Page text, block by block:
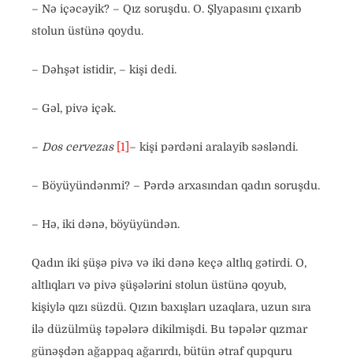
– Nə içəcəyik? – Qız soruşdu. O. Şlyapasını çıxarıb
stolun üstünə qoydu.
– Dəhşət istidir, – kişi dedi.
– Gəl, pivə içək.
– Dos cervezas [1] – kişi pərdəni aralayib səsləndi.
– Böyüyündənmi? – Pərdə arxasından qadın soruşdu.
– Hə, iki dənə, böyüyündən.
Qadın iki şüşə pivə və iki dənə keçə altlıq gətirdi. O,
altlıqları və pivə şüşələrini stolun üstünə qoyub,
kişiylə qızı süzdü. Qızın baxışları uzaqlara, uzun sıra
ilə düzülmüş təpələrə dikilmişdi. Bu təpələr qızmar
günəşdən ağappaq ağarırdı, bütün ətraf qupquru